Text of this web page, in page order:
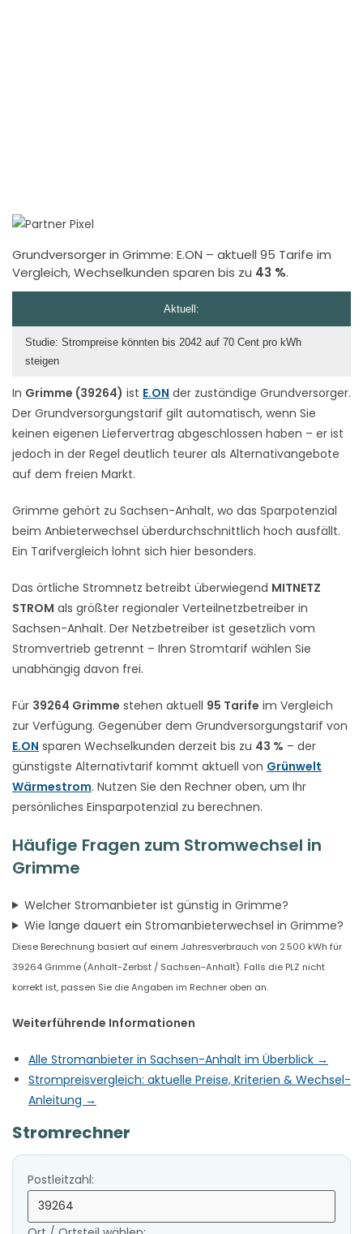
Grundversorger in Grimme: E.ON – aktuell 95 Tarife im
Vergleich, Wechselkunden sparen bis zu 43 %.
In Grimme (39264) ist E.ON der zuständige Grundversorger.
Der Grundversorgungstarif gilt automatisch, wenn Sie
keinen eigenen Liefervertrag abgeschlossen haben – er ist
jedoch in der Regel deutlich teurer als Alternativangebote
auf dem freien Markt.
Grimme gehört zu Sachsen-Anhalt, wo das Sparpotenzial
beim Anbieterwechsel überdurchschnittlich hoch ausfällt.
Ein Tarifvergleich lohnt sich hier besonders.
Das örtliche Stromnetz betreibt überwiegend MITNETZ
STROM als größter regionaler Verteilnetzbetreiber in
Sachsen-Anhalt. Der Netzbetreiber ist gesetzlich vom
Stromvertrieb getrennt – Ihren Stromtarif wählen Sie
unabhängig davon frei.
Für 39264 Grimme stehen aktuell 95 Tarife im Vergleich
zur Verfügung. Gegenüber dem Grundversorgungstarif von
E.ON sparen Wechselkunden derzeit bis zu 43 % – der
günstigste Alternativtarif kommt aktuell von Grünwelt
Wärmestrom. Nutzen Sie den Rechner oben, um Ihr
persönliches Einsparpotenzial zu berechnen.
Häufige Fragen zum Stromwechsel in
Grimme
Welcher Stromanbieter ist günstig in Grimme?
Wie lange dauert ein Stromanbieterwechsel in Grimme?
Diese Berechnung basiert auf einem Jahresverbrauch von 2.500 kWh für
39264 Grimme (Anhalt-Zerbst / Sachsen-Anhalt). Falls die PLZ nicht
korrekt ist, passen Sie die Angaben im Rechner oben an.
Weiterführende Informationen
Alle Stromanbieter in Sachsen-Anhalt im Überblick →
Strompreisvergleich: aktuelle Preise, Kriterien & Wechsel-
Anleitung →
Aktuell:
Studie: Strompreise könnten bis 2042 auf 70 Cent pro kWh
steigen
Stromrechner
Postleitzahl: